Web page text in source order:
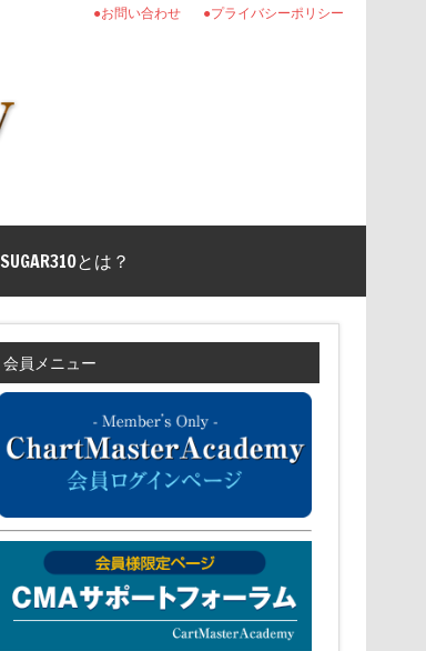
●プライバシーポリシー
●お問い合わせ
SUGAR310とは？
会員メニュー